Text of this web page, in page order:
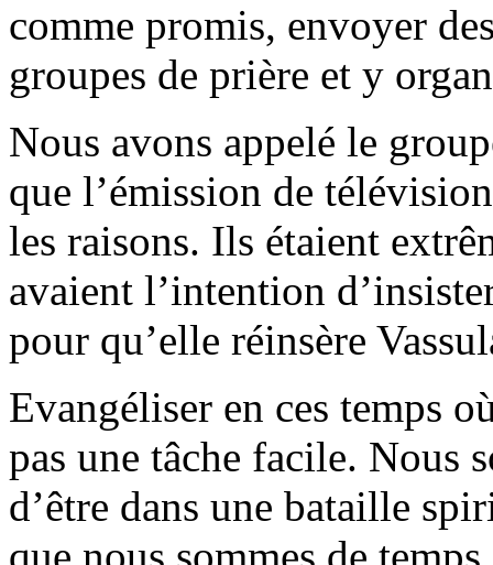
comme promis, envoyer
groupes de prière et y
Nous avons appelé le
que l’émission de
les raisons. Ils étaient
avaient l’intention
pour qu’elle réinsère
Evangéliser en ces temps
pas une tâche facile. Nous
d’être dans une bataille